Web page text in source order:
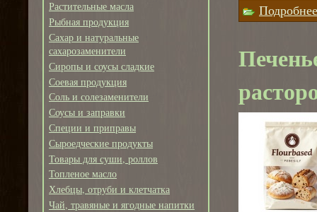
Растительные масла
Рыбная продукция
Сахар и натуральные
сахарозаменители
Сиропы и соусы сладкие
Соевая продукция
Соль и солезаменители
Соусы и заправки
Специи и приправы
Сыроедческие продукты
Товары для суши, роллов
Топленое масло
Хлебцы, отруби и клетчатка
Чай, травяные и ягодные напитки
Подробнее